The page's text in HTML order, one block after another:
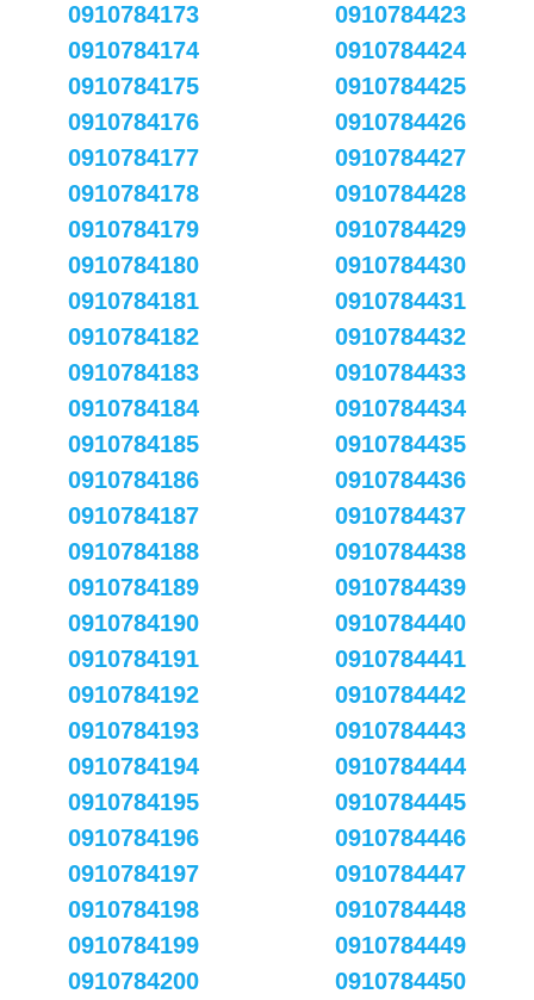
0910784173
0910784174
0910784175
0910784176
0910784177
0910784178
0910784179
0910784180
0910784181
0910784182
0910784183
0910784184
0910784185
0910784186
0910784187
0910784188
0910784189
0910784190
0910784191
0910784192
0910784193
0910784194
0910784195
0910784196
0910784197
0910784198
0910784199
0910784200
0910784423
0910784424
0910784425
0910784426
0910784427
0910784428
0910784429
0910784430
0910784431
0910784432
0910784433
0910784434
0910784435
0910784436
0910784437
0910784438
0910784439
0910784440
0910784441
0910784442
0910784443
0910784444
0910784445
0910784446
0910784447
0910784448
0910784449
0910784450